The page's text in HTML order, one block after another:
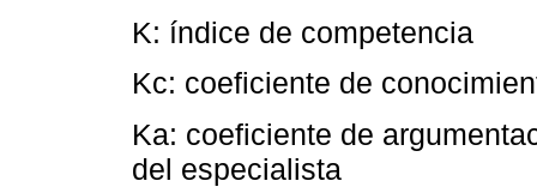
K: índice de competencia
Kc: coeficiente de
Ka: coeficiente de
del especialista